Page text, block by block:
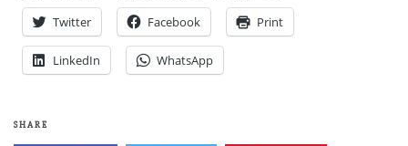
Twitter Facebook Print
LinkedIn WhatsApp
SHARE